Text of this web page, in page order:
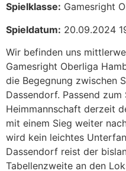
Spielklasse: Gamesright
Spieldatum: 20.09.2024
Wir befinden uns
Gamesright Oberliga
die Begegnung zwischen
Dassendorf. Passend
Heimmannschaft derzeit
mit einem Sieg weiter
wird kein leichtes
Dassendorf reist der
Tabellenzweite an den